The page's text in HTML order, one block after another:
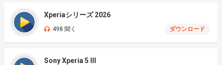
Xperiaシリーズ 2026
498 聞く ダウンロード
Sony Xperia 5 III